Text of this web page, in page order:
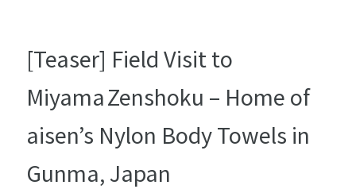
[Teaser] Field Visit to
Miyama Zenshoku – Home of
aisen’s Nylon Body Towels in
Gunma, Japan